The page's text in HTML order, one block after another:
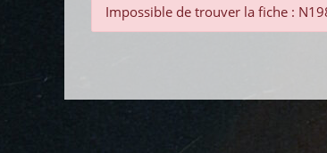
Impossible de trouver la fiche :